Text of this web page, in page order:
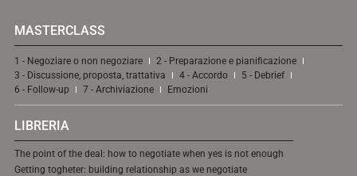
MASTERCLASS
1 - Negoziare o non negoziare
2 - Preparazione e pianificazione
3 - Discussione, proposta, trattativa
4 - Accordo
5 - Debrief
6 - Follow-up
7 - Archiviazione Emozioni
LIBRERIA
The point of the deal: how to negotiate when yes is not enough
Getting togheter: building relationship as we negotiate